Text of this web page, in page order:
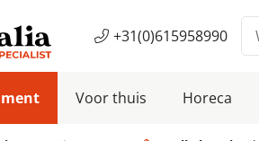
+31(0)615958990
Voor thuis Horeca